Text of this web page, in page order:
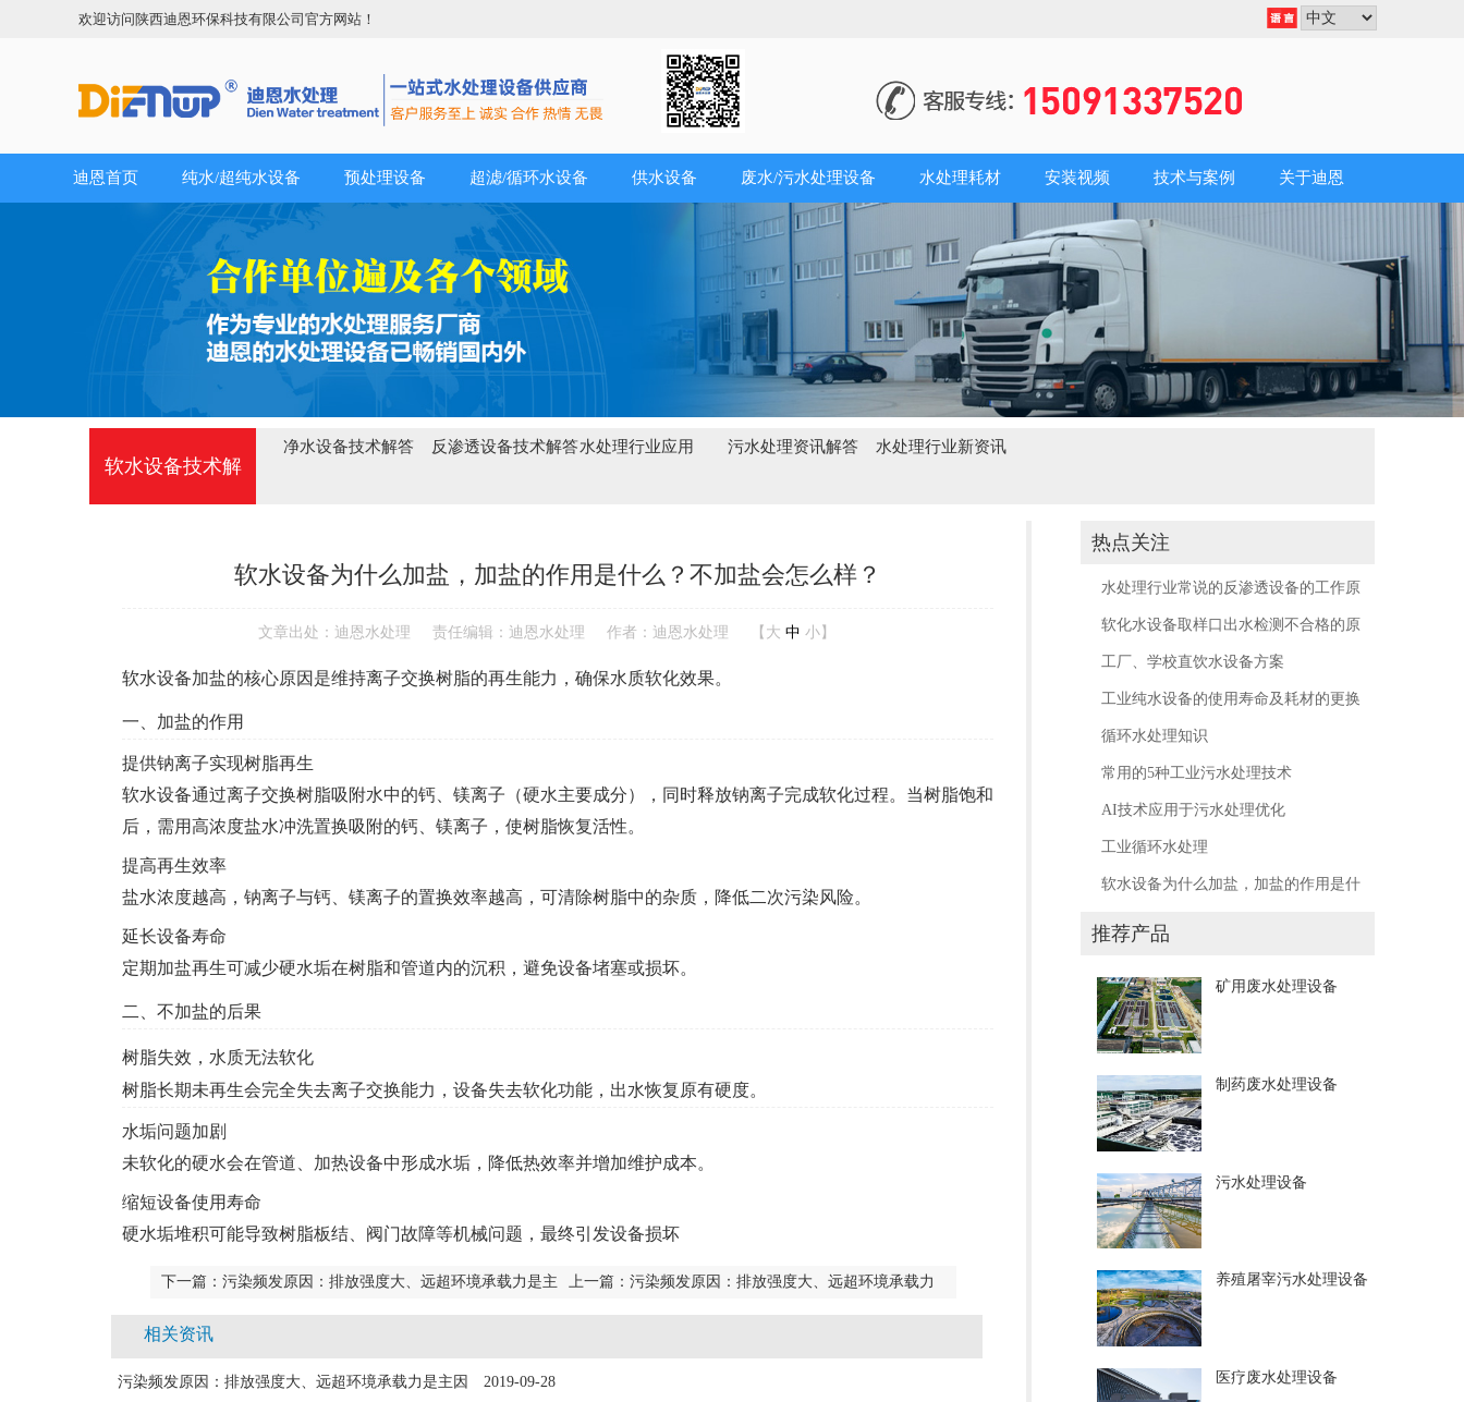
欢迎访问陕西迪恩环保科技有限公司官方网站！
迪恩首页 纯水/超纯水设备 预处理设备 超滤/循环水设备 供水设备 废水/污水处理设备 水处理耗材 安装视频 技术与案例 关于迪恩
软水设备技术解
净水设备技术解答 反渗透设备技术解答水处理行业应用 污水处理资讯解答 水处理行业新资讯
热点关注
水处理行业常说的反渗透设备的工作原
理是什么？
软化水设备取样口出水检测不合格的原
因有那些？
工厂、学校直饮水设备方案
工业纯水设备的使用寿命及耗材的更换
周期循环水处理知识
常用的5种工业污水处理技术
AI技术应用于污水处理优化
工业循环水处理
软水设备为什么加盐，加盐的作用是什
么？不加盐会怎么样？
推荐产品
矿用废水处理设备
制药废水处理设备
污水处理设备
养殖屠宰污水处理设备
医疗废水处理设备
软水设备为什么加盐，加盐的作用是什么？不加盐会怎么样？
文章出处：迪恩水处理 责任编辑：迪恩水处理 作者：迪恩水处理 【 大 中 小】
软水设备加盐的核心原因是维持离子交换树脂的再生能力，确保水质软化效果。
一、加盐的作用
‌提供钠离子实现树脂再生‌
软水设备通过离子交换树脂吸附水中的钙、镁离子（硬水主要成分），同时释放钠离子完成软化过程。当树脂饱和
后，需用高浓度盐水冲洗置换吸附的钙、镁离子，使树脂恢复活性。
‌提高再生效率‌
盐水浓度越高，钠离子与钙、镁离子的置换效率越高，可清除树脂中的杂质，降低二次污染风险。
‌延长设备寿命‌
定期加盐再生可减少硬水垢在树脂和管道内的沉积，避免设备堵塞或损坏。
二、 不加盐的后果
‌树脂失效，水质无法软化‌
树脂长期未再生会完全失去离子交换能力，设备失去软化功能，出水恢复原有硬度。
‌水垢问题加剧‌
未软化的硬水会在管道、加热设备中形成水垢，降低热效率并增加维护成本。
‌缩短设备使用寿命‌
硬水垢堆积可能导致树脂板结、阀门故障等机械问题，最终引发设备损坏
上一篇：污染频发原因：排放强度大、远超环境承载力
下一篇： 污染频发原因：排放强度大、远超环境承载力是主
相关资讯
2019-09-28
污染频发原因：排放强度大、远超环境承载力是主因